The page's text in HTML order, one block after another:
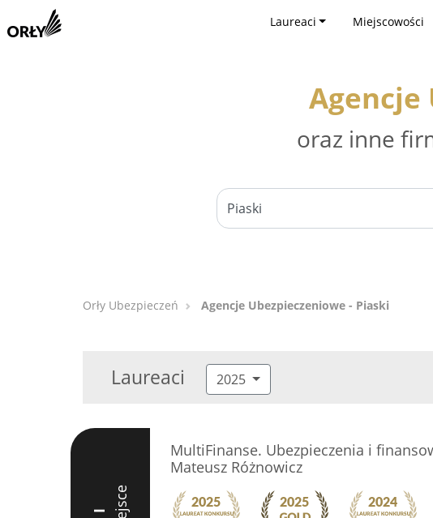
Laureaci Miejscowości
Agencje
oraz inne
Orły Ubezpieczeń Agencje Ubezpieczeniowe - Piaski
Laureaci 2025
I
MultiFinanse. Ubezpieczenia i
Mateusz Różnowicz